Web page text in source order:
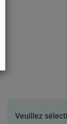
Veuillez